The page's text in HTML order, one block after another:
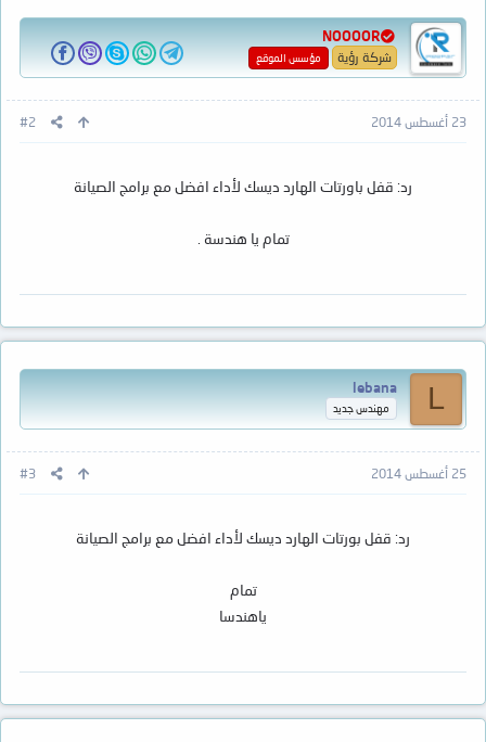
NOOOOR
شركة رؤية مؤسس الموقع
23 أغسطس 2014 #2
رد: قفل باورتات الهارد ديسك لأداء افضل مع برامج الصيانة
تمام يا هندسة .
L
lebana
مهندس جديد
25 أغسطس 2014 #3
رد: قفل بورتات الهارد ديسك لأداء افضل مع برامج الصيانة
تمام
ياهندسا